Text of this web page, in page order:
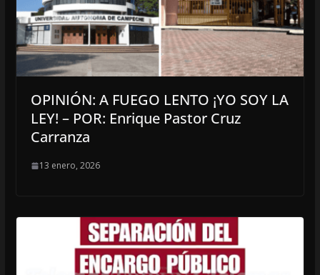
OPINIÓN: A FUEGO LENTO ¡YO SOY LA
LEY! – POR: Enrique Pastor Cruz
Carranza
13 enero, 2026